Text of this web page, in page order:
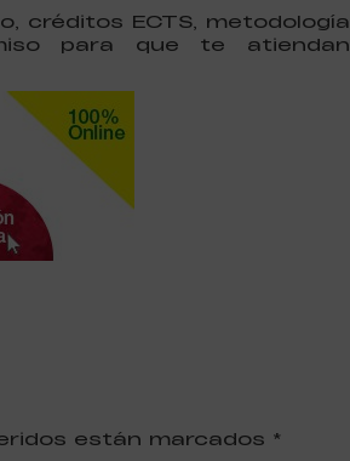
créditos ECTS, metodología
para que te atiendan
están marcados *